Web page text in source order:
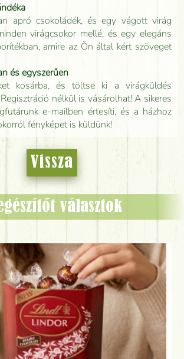
apró csokoládék, és egy vágott virág
virágcsokor mellé, és egy elegáns
amire az Ön által kért szöveget
és egyszerűen
kosárba, és töltse ki a virágküldés
nélkül is vásárolhat! A sikeres
e-mailben értesíti, és a házhoz
fényképet is küldünk!
Vissza
választok